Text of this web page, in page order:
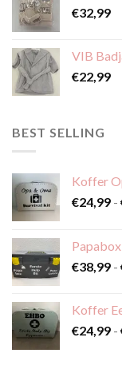
€32,99
VIB
€22,99
BEST SELLING
Koffer
€24,99 -
€38,99 -
Koffer
€24,99 -